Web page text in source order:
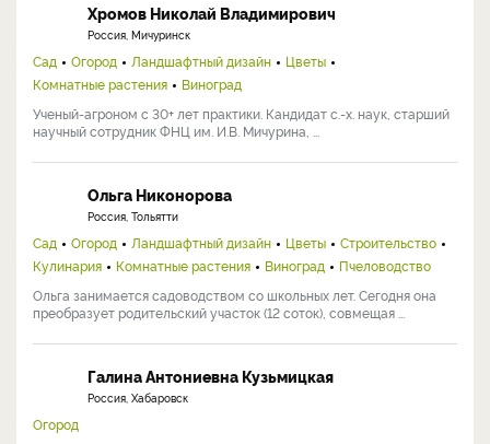
Хромов Николай Владимирович
Россия, Мичуринск
Сад Огород Ландшафтный дизайн
Цветы
Комнатные растения
Виноград
Ученый-агроном с 30+ лет практики. Кандидат с.-х. наук, старший
научный сотрудник ФНЦ им. И.В. Мичурина, ...
Ольга Никонорова
Россия, Тольятти
Сад Огород Ландшафтный дизайн Цветы
Строительство
Кулинария
Комнатные растения Виноград
Пчеловодство
Ольга занимается садоводством со школьных лет. Сегодня она
преобразует родительский участок (12 соток), совмещая ...
Галина Антониевна Кузьмицкая
Россия, Хабаровск
Огород